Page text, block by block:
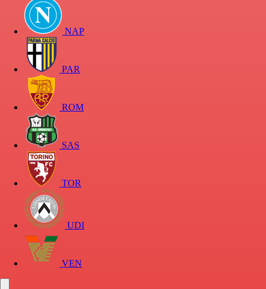
NAP
PAR
ROM
SAS
TOR
UDI
VEN